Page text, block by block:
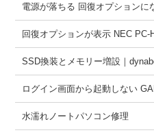
電源が落ちる 回復オプションに
回復オプションが表示 NEC PC-
SSD換装とメモリー増設｜
ログイン画面から起動しない
水濡れノートパソコン修理